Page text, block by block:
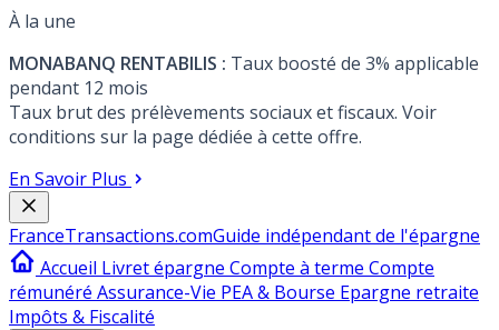
À la une
MONABANQ RENTABILIS : Taux boosté de 3% applicable
pendant 12 mois
Taux brut des prélèvements sociaux et fiscaux. Voir
conditions sur la page dédiée à cette offre.
En Savoir Plus
FranceTransactions.comGuide indépendant de l'épargne
Accueil Livret épargne Compte à terme Compte
rémunéré Assurance-Vie PEA & Bourse Epargne retraite
Impôts & Fiscalité